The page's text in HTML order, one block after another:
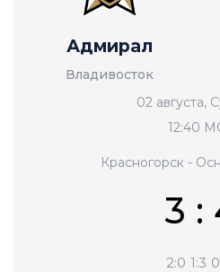
Адмирал
Владивосток
02 августа,
12:40
Красногорск -
3 :
2:0 1:3